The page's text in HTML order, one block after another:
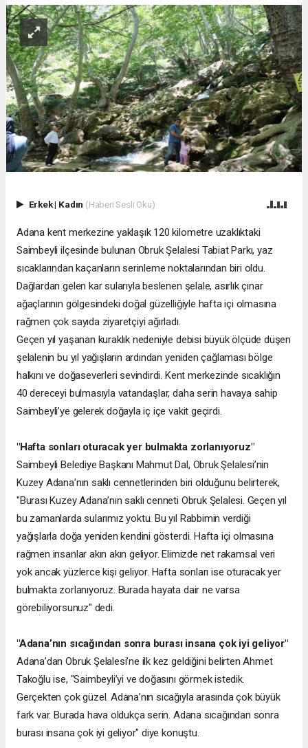
Erkek| Kadın (Haberi Sesli Oku)
Adana kent merkezine yaklaşık 120 kilometre uzaklıktaki
Saimbeyli ilçesinde bulunan Obruk Şelalesi Tabiat Parkı, yaz
sıcaklarından kaçanların serinleme noktalarından biri oldu.
Dağlardan gelen kar sularıyla beslenen şelale, asırlık çınar
ağaçlarının gölgesindeki doğal güzelliğiyle hafta içi olmasına
rağmen çok sayıda ziyaretçiyi ağırladı.
Geçen yıl yaşanan kuraklık nedeniyle debisi büyük ölçüde düşen
şelalenin bu yıl yağışların ardından yeniden çağlaması bölge
halkını ve doğaseverleri sevindirdi. Kent merkezinde sıcaklığın
40 dereceyi bulmasıyla vatandaşlar, daha serin havaya sahip
Saimbeyli’ye gelerek doğayla iç içe vakit geçirdi.
"Hafta sonları oturacak yer bulmakta zorlanıyoruz"
Saimbeyli Belediye Başkanı Mahmut Dal, Obruk Şelalesi’nin
Kuzey Adana’nın saklı cennetlerinden biri olduğunu belirterek,
"Burası Kuzey Adana’nın saklı cenneti Obruk Şelalesi. Geçen yıl
bu zamanlarda sularımız yoktu. Bu yıl Rabbimin verdiği
yağışlarla doğa yeniden kendini gösterdi. Hafta içi olmasına
rağmen insanlar akın akın geliyor. Elimizde net rakamsal veri
yok ancak yüzlerce kişi geliyor. Hafta sonları ise oturacak yer
bulmakta zorlanıyoruz. Burada hayata dair ne varsa
görebiliyorsunuz" dedi.
"Adana’nın sıcağından sonra burası insana çok iyi geliyor"
Adana’dan Obruk Şelalesi’ne ilk kez geldiğini belirten Ahmet
Takoğlu ise, "Saimbeyli’yi ve doğasını görmek istedik.
Gerçekten çok güzel. Adana’nın sıcağıyla arasında çok büyük
fark var. Burada hava oldukça serin. Adana sıcağından sonra
burası insana çok iyi geliyor" diye konuştu.